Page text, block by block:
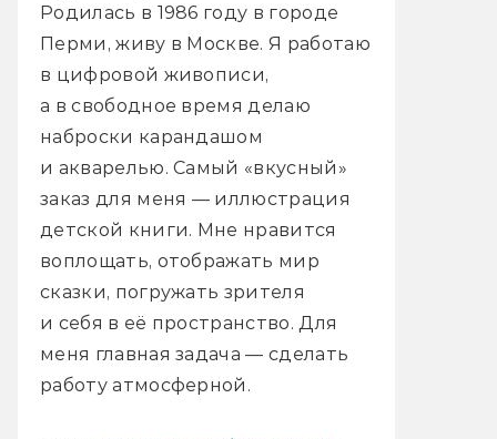
Родилась в 1986 году в городе
Перми, живу в Москве. Я работаю
в цифровой живописи,
а в свободное время делаю
наброски карандашом
и акварелью. Самый «вкусный»
заказ для меня — иллюстрация
детской книги. Мне нравится
воплощать, отображать мир
сказки, погружать зрителя
и себя в её пространство. Для
меня главная задача — сделать
работу атмосферной.